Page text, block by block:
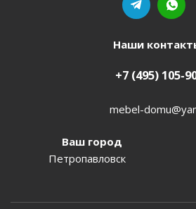
Наши
+7 (495) 105-
mebel-
Ваш город
Петропавловск